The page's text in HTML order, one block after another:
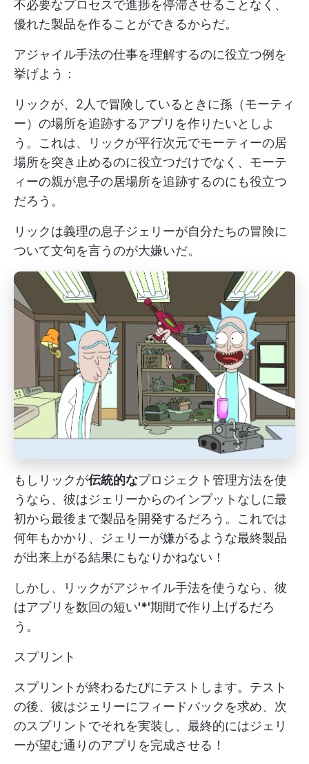
不必要なプロセスで進捗を停滞させることなく、
優れた製品を作ることができるからだ。
アジャイル手法の仕事を理解するのに役立つ例を
挙げよう：
リックが、2人で冒険しているときに孫（モーティ
ー）の場所を追跡するアプリを作りたいとしよ
う。これは、リックが平行次元でモーティーの居
場所を突き止めるのに役立つだけでなく、モーテ
ィーの親が息子の居場所を追跡するのにも役立つ
だろう。
リックは義理の息子ジェリーが自分たちの冒険に
ついて文句を言うのが大嫌いだ。
もしリックが伝統的なプロジェクト管理方法を使
うなら、彼はジェリーからのインプットなしに最
初から最後まで製品を開発するだろう。これでは
何年もかかり、ジェリーが嫌がるような最終製品
が出来上がる結果にもなりかねない！
しかし、リックがアジャイル手法を使うなら、彼
はアプリを数回の短い'*'期間で作り上げるだろ
う。
スプリント
スプリントが終わるたびにテストします。テスト
の後、彼はジェリーにフィードバックを求め、次
のスプリントでそれを実装し、最終的にはジェリ
ーが望む通りのアプリを完成させる！